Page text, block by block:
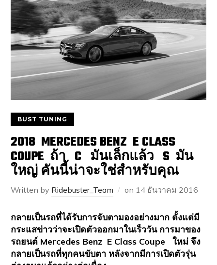
BUST TUNING
2018 MERCEDES BENZ E CLASS
COUPE ถ้า C มันเล็กแล้ว S มัน
ใหญ่ คันนี้น่าจะใช่สำหรับคุณ
Written by Ridebuster_Team on 14 ธันวาคม 2016
กลายเป็นรถที่ได้รับการจับตามองอย่างมาก ตั้งแต่มี
กระแสข่าวว่าจะเปิดตัวออกมาในเร็ววัน การมาของ
รถยนต์ Mercedes Benz E Class Coupe ใหม่ จึง
กลายเป็นรถที่ทุกคนขับตา หลังจากมีการเปิดตัวรุ่น